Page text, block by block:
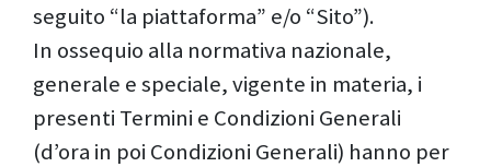
seguito “la piattaforma” e/o “Sito”).
In ossequio alla normativa nazionale,
generale e speciale, vigente in materia, i
presenti Termini e Condizioni Generali
(d’ora in poi Condizioni Generali) hanno per